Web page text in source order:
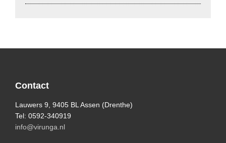
FooterContact
Lauwers 9, 9405 BL Assen (Drenthe)
Tel: 0592-340919
info@virunga.nl